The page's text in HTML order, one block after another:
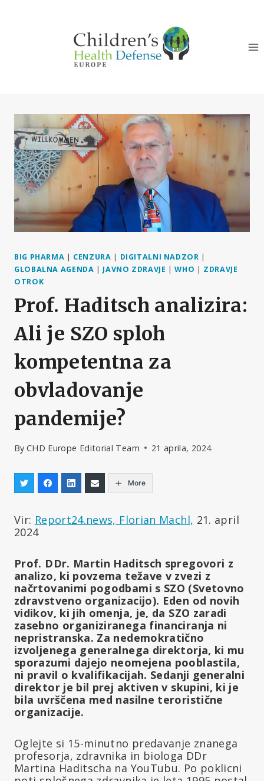
BIG PHARMA | CENZURA | DIGITALNI NADZOR |
GLOBALNA AGENDA | JAVNO ZDRAVJE |WHO | ZDRAVJE
OTROK
Prof. Haditsch analizira:
Ali je SZO sploh
kompetentna za
obvladovanje
pandemije?
By CHD Europe Editorial Team 21 aprila, 2024
More
Vir: Report24.news, Florian Machl, 21. april
2024
Prof. DDr. Martin Haditsch spregovori z
analizo, ki povzema težave v zvezi z
načrtovanimi pogodbami s SZO (Svetovno
zdravstveno organizacijo). Eden od novih
vidikov, ki jih omenja, je, da SZO zaradi
zasebno organiziranega financiranja ni
nepristranska. Za nedemokratično
izvoljenega generalnega direktorja, ki mu
sporazumi dajejo neomejena pooblastila,
ni pravil o kvalifikacijah. Sedanji generalni
direktor je bil prej aktiven v skupini, ki je
bila uvrščena med nasilne teroristične
organizacije.
Oglejte si 15-minutno predavanje znanega
profesorja, zdravnika in biologa DDr
Martina Haditscha na YouTubu. Po poklicni